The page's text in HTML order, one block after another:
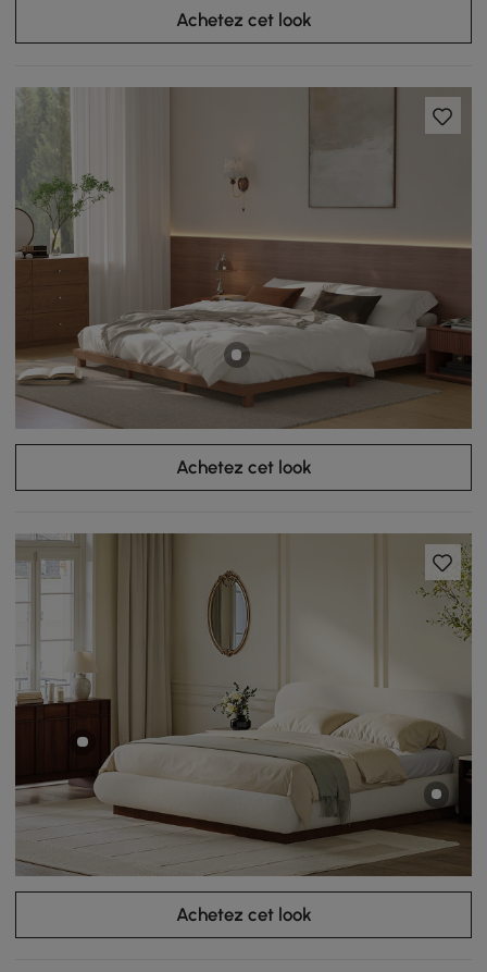
Achetez cet look
Achetez cet look
Achetez cet look